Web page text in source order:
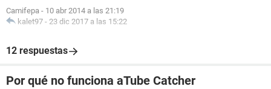
Camifepa - 10 abr 2014 a las 21:19
kalet97 - 23 dic 2017 a las 15:22
12 respuestas
Por qué no funciona aTube Catcher